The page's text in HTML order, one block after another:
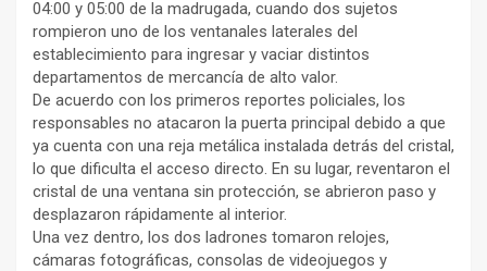
04:00 y 05:00 de la madrugada, cuando dos sujetos
rompieron uno de los ventanales laterales del
establecimiento para ingresar y vaciar distintos
departamentos de mercancía de alto valor.
De acuerdo con los primeros reportes policiales, los
responsables no atacaron la puerta principal debido a que
ya cuenta con una reja metálica instalada detrás del cristal,
lo que dificulta el acceso directo. En su lugar, reventaron el
cristal de una ventana sin protección, se abrieron paso y
desplazaron rápidamente al interior.
Una vez dentro, los dos ladrones tomaron relojes,
cámaras fotográficas, consolas de videojuegos y